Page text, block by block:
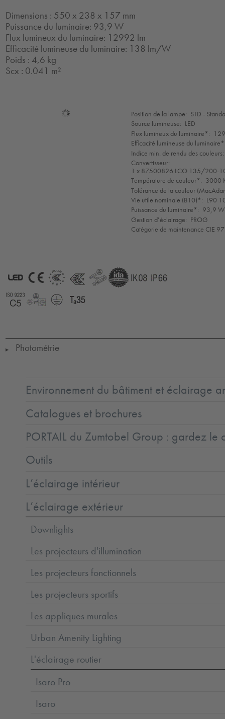
Dimensions : 550 x 238 x 157 mm
Puissance du luminaire: 93,9 W
Flux lumineux du luminaire: 12992 lm
Efficacité lumineuse du luminaire: 138 lm/W
Poids : 4,6 kg
Scx : 0.041 m²
Sélection
de
mode
Position de la lampe: STD -
Source lumineuse: LED
Flux lumineux du luminaire*:
Efficacité lumineuse du
Indice min. de rendu des couleurs:
Convertisseur:
1 x 87500826 LCO 135/200-
Température de couleur*: 3000
Tolérance de la couleur
Vie utile nominale (B10)*: L90
Puissance du luminaire*: 93,9 W
Gestion d’éclairage: PROG
Catégorie de maintenance CIE
LED
+
▶ Photométrie
Environnement du bâtiment et éclairage
Catalogues et brochures
PORTAIL du Zumtobel Group : gardez le
Outils
L’éclairage intérieur
L’éclairage extérieur
Downlights
Les projecteurs d'illumination
Les projecteurs fonctionnels
Les projecteurs sportifs
Les appliques murales
Urban Amenity Lighting
L'éclairage routier
Isaro Pro
Isaro